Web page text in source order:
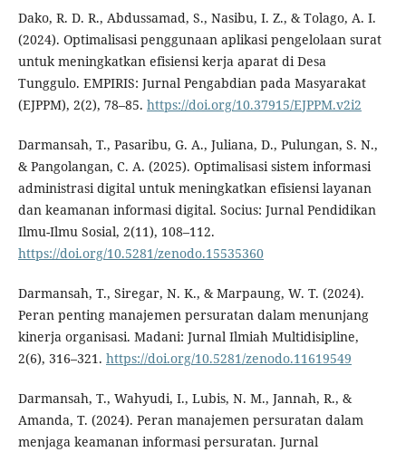
Dako, R. D. R., Abdussamad, S., Nasibu, I. Z., & Tolago, A. I.
(2024). Optimalisasi penggunaan aplikasi pengelolaan surat
untuk meningkatkan efisiensi kerja aparat di Desa
Tunggulo. EMPIRIS: Jurnal Pengabdian pada Masyarakat
(EJPPM), 2(2), 78–85. https://doi.org/10.37915/EJPPM.v2i2
Darmansah, T., Pasaribu, G. A., Juliana, D., Pulungan, S. N.,
& Pangolangan, C. A. (2025). Optimalisasi sistem informasi
administrasi digital untuk meningkatkan efisiensi layanan
dan keamanan informasi digital. Socius: Jurnal Pendidikan
Ilmu-Ilmu Sosial, 2(11), 108–112.
https://doi.org/10.5281/zenodo.15535360
Darmansah, T., Siregar, N. K., & Marpaung, W. T. (2024).
Peran penting manajemen persuratan dalam menunjang
kinerja organisasi. Madani: Jurnal Ilmiah Multidisipline,
2(6), 316–321. https://doi.org/10.5281/zenodo.11619549
Darmansah, T., Wahyudi, I., Lubis, N. M., Jannah, R., &
Amanda, T. (2024). Peran manajemen persuratan dalam
menjaga keamanan informasi persuratan. Jurnal